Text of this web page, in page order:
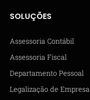
SOLUÇÕES
Assessoria Contábil
Assessoria Fiscal
Departamento Pessoal
Legalização de Empresa